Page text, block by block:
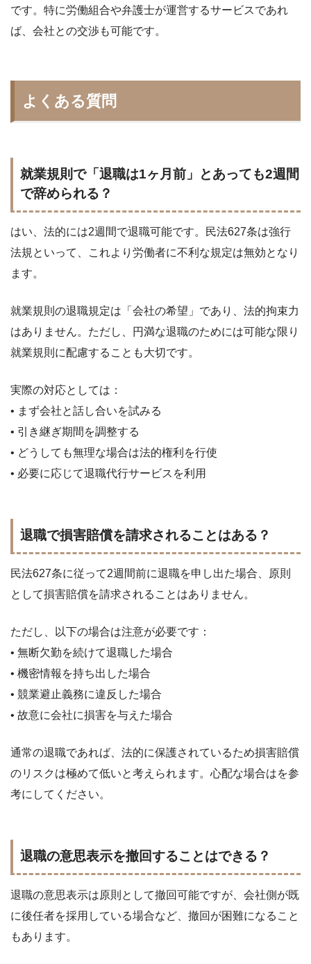
です。特に労働組合や弁護士が運営するサービスであれ
ば、会社との交渉も可能です。
よくある質問
就業規則で「退職は1ヶ月前」とあっても2週間
で辞められる？
はい、法的には2週間で退職可能です。民法627条は強行
法規といって、これより労働者に不利な規定は無効となり
ます。
就業規則の退職規定は「会社の希望」であり、法的拘束力
はありません。ただし、円満な退職のためには可能な限り
就業規則に配慮することも大切です。
実際の対応としては：
• まず会社と話し合いを試みる
• 引き継ぎ期間を調整する
• どうしても無理な場合は法的権利を行使
• 必要に応じて退職代行サービスを利用
退職で損害賠償を請求されることはある？
民法627条に従って2週間前に退職を申し出た場合、原則
として損害賠償を請求されることはありません。
ただし、以下の場合は注意が必要です：
• 無断欠勤を続けて退職した場合
• 機密情報を持ち出した場合
• 競業避止義務に違反した場合
• 故意に会社に損害を与えた場合
通常の退職であれば、法的に保護されているため損害賠償
のリスクは極めて低いと考えられます。心配な場合はを参
考にしてください。
退職の意思表示を撤回することはできる？
退職の意思表示は原則として撤回可能ですが、会社側が既
に後任者を採用している場合など、撤回が困難になること
もあります。